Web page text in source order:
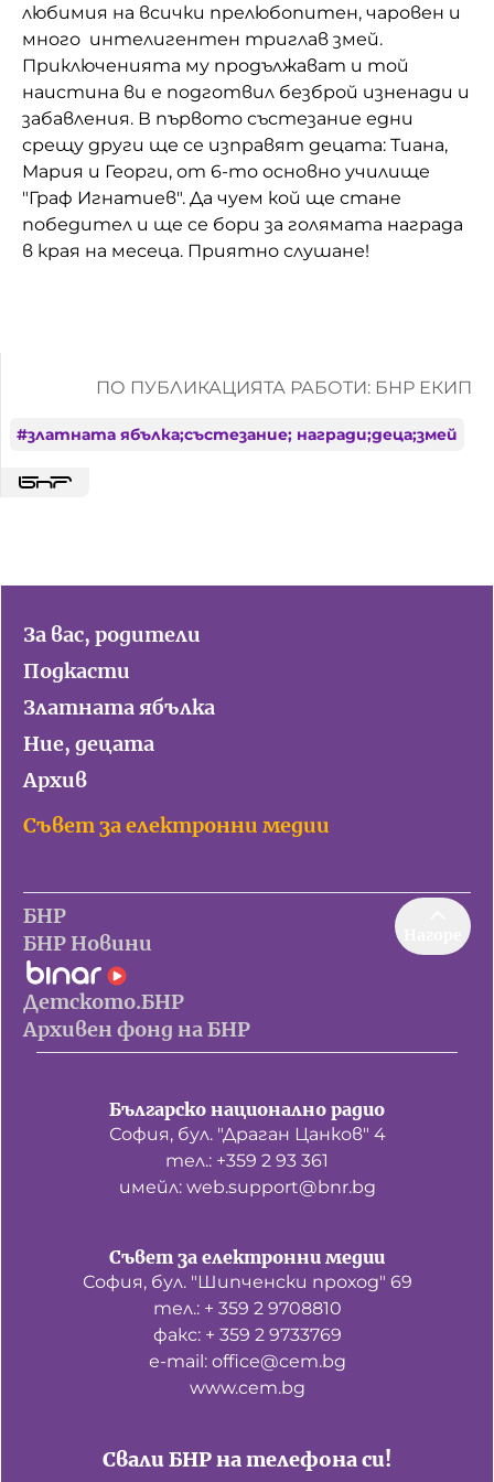
Домашен любимец
Питаме Ви
До ре ми
любимия на всички прелюбопитен, чаровен и
много интелигентен триглав змей.
Приключенията му продължават и той
наистина ви е подготвил безброй изненади и
забавления. В първото състезание едни
срещу други ще се изправят децата: Тиана,
Мария и Георги, от 6-то основно училище
"Граф Игнатиев". Да чуем кой ще стане
победител и ще се бори за голямата награда
в края на месеца. Приятно слушане!
ПО ПУБЛИКАЦИЯТА РАБОТИ: БНР ЕКИП
#златната ябълка;състезание; награди;деца;змей
За вас, родители
Подкасти
Златната ябълка
Ние, децата
Архив
Съвет за електронни медии
БНР
БНР Новини
Детското.БНР
Архивен фонд на БНР
Българско национално радио
София, бул. "Драган Цанков" 4
тел.: +359 2 93 361
имейл: web.support@bnr.bg
Свали БНР на телефона си!
Съвет за електронни медии
София, бул. "Шипченски проход" 69
тел.: + 359 2 9708810
факс: + 359 2 9733769
е-mail: office@cem.bg
www.cem.bg